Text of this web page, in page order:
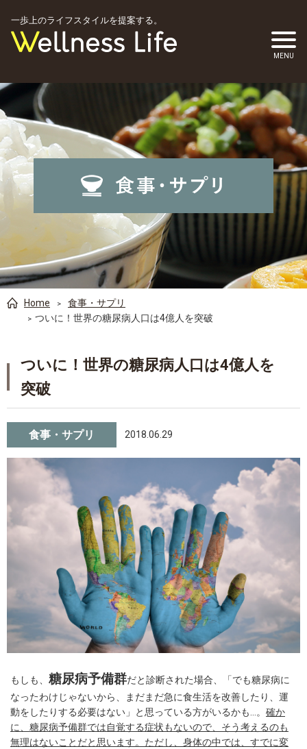
一歩上のライフスタイルを提案する。
Home
食事・サプリ
ついに！世界の糖尿病人口は4億人を突破
ついに！世界の糖尿病人口は4億人を
突破
食事・サプリ 2018.06.29
もしも、 糖尿病予備群だと診断された場合、「でも糖尿病に
なったわけじゃないから、まだまだ急に食生活を改善したり、運
動をしたりする必要はない」と思っている方がいるかも…。 確か
に、糖尿病予備群では自覚する症状もないので、そう考えるのも
無理はないことだと思います。ただし、身体の中では、すでに変